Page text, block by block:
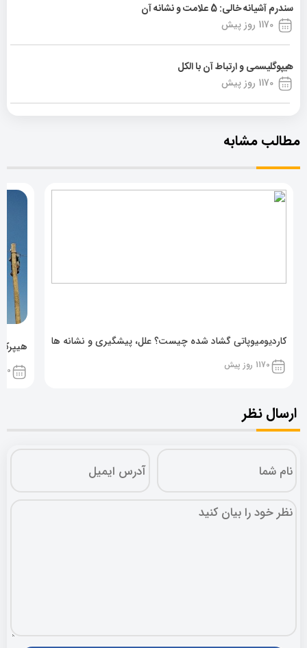
سندرم آشیانه خالی: 5 علامت و نشانه آن
1170 روز پیش
هیپوگلیسمی و ارتباط آن با الکل
1170 روز پیش
مطالب مشابه
کاردیومیوپاتی گشاد شده چیست؟ علل، پیشگیری و نشانه ها
1170 روز پیش 1170
ارسال نظر